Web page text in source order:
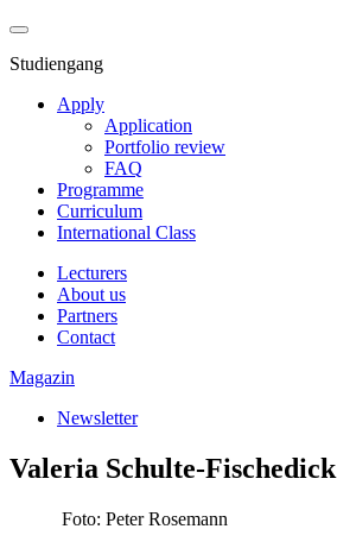
Studiengang
Apply
Application
Portfolio review
FAQ
Programme
Curriculum
International Class
Lecturers
About us
Partners
Contact
Magazin
Newsletter
Valeria Schulte-Fischedick
Foto: Peter Rosemann